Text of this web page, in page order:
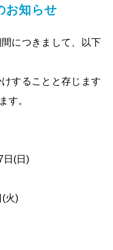
お知らせ
につきまして、以下
することと存じます
す。
日(日)
(火)